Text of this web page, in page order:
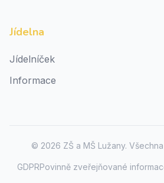
Jídelna
Jídelníček
Informace
© 2026 ZŠ a MŠ Lužany.
GDPRPovinně zveřejňované